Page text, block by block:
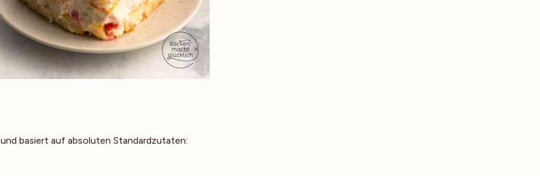
und basiert auf absoluten Standardzutaten: